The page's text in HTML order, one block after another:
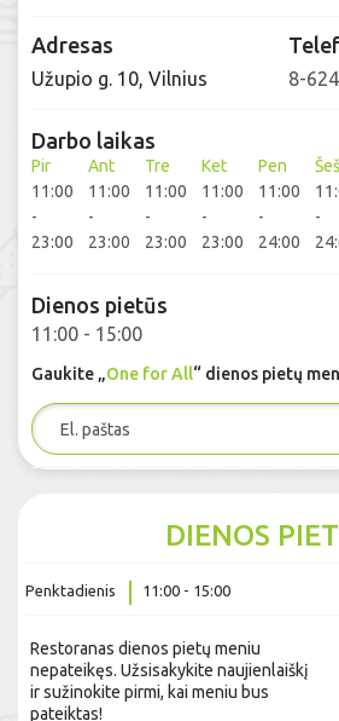
Adresas
Užupio g. 10, Vilnius 8-
Darbo laikas
Pir
11:00
-
23:00
Ant
11:00
-
23:00
Tre
11:00
-
23:00
Ket
11:00
-
23:00
Pen
11:00
-
24:00
Šeš
-
Dienos pietūs
11:00 - 15:00
Gaukite „One for All“ dienos pietų
DIENOS
Penktadienis 11:00 - 15:00
Restoranas dienos pietų meniu
nepateikęs. Užsisakykite naujienlaiškį
ir sužinokite pirmi, kai meniu bus
pateiktas!